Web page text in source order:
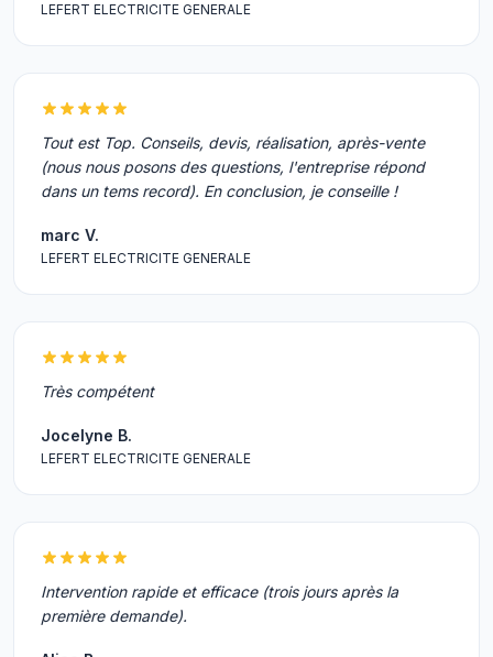
LEFERT ELECTRICITE GENERALE
Tout est Top. Conseils, devis, réalisation, après-vente
(nous nous posons des questions, l'entreprise répond
dans un tems record). En conclusion, je conseille !
marc V.
LEFERT ELECTRICITE GENERALE
Très compétent
Jocelyne B.
LEFERT ELECTRICITE GENERALE
Intervention rapide et efficace (trois jours après la
première demande).